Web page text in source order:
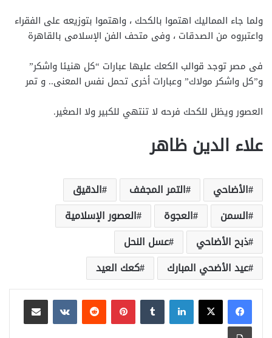
ولما جاء المماليك اهتموا بالكحك ، واهتموا بتوزيعه على الفقراء
واعتبروه من الصدقات ، وفى متحف الفن الإسلامى بالقاهرة
فى مصر توجد قوالب الكعك عليها عبارات “كل هنيئا واشكر”
و”كل واشكر مولاك” وعبارات أخرى تحمل نفس المعنى.. و تمر
العصور ويظل للكحك فرحه لا تنتهي للكبير ولا الصغير.
علاء الدين ظاهر
الأضاحي التمر المجفف
الدقيق
السمن
العجوة
العصور الإسلامية
ذبح الأضاحي
عسل النحل
عيد الأضحي المبارك
كعك العيد
لينكدإن بينتيريست
مشاركة عبر البريد
طباعة